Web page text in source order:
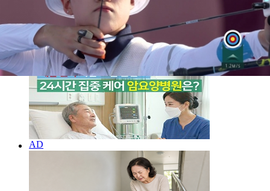
사정없는 칼바람 휘두르더니...저커버그 "AI 전환서 실
수" 고백 [지금이뉴스]